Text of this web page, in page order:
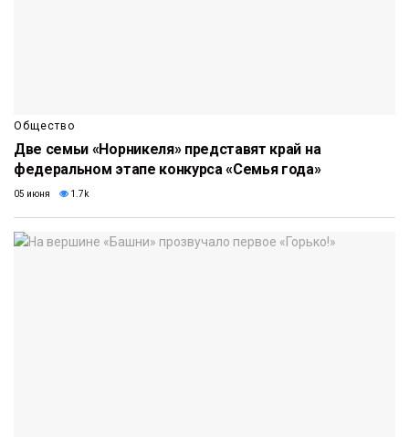
Общество
Две семьи «Норникеля» представят край на
федеральном этапе конкурса «Семья года»
05 июня 1.7k